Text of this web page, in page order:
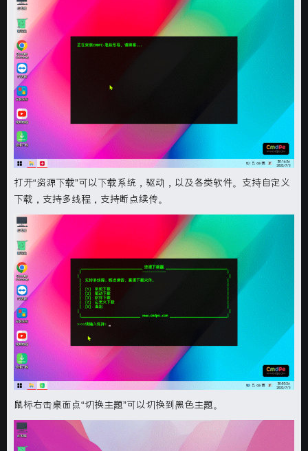
打开“资源下载”可以下载系统，驱动，以及各类软件。支持自定义
下载，支持多线程，支持断点续传。
鼠标右击桌面点“切换主题”可以切换到黑色主题。